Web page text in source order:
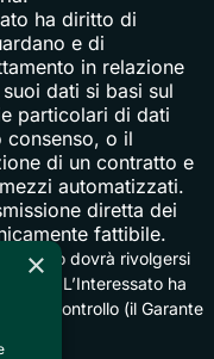
ha diritto di
e di
in relazione
dati si basi sul
particolari di dati
consenso, o il
di un contratto e
automatizzati.
diretta dei
fattibile.
dovrà rivolgersi
. L’Interessato ha
di controllo (il Garante
×